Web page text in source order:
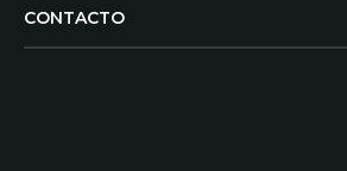
CONTACTO